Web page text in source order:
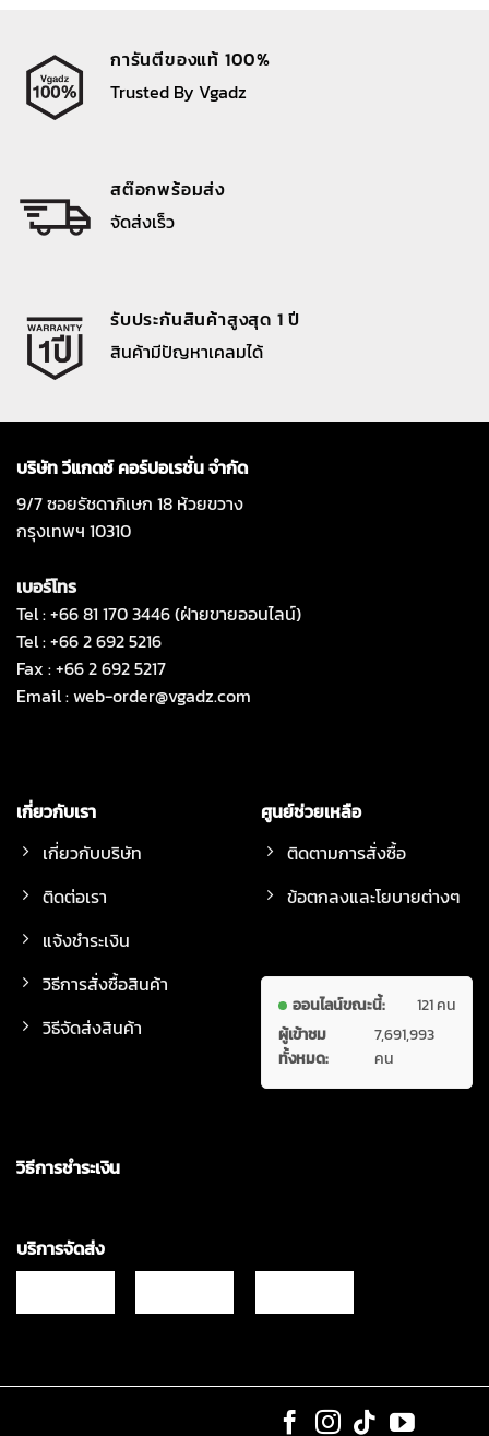
การันตีของแท้ 100%
Trusted By Vgadz
สต๊อกพร้อมส่ง
จัดส่งเร็ว
รับประกันสินค้าสูงสุด 1 ปี
สินค้ามีปัญหาเคลมได้
บริษัท วีแกดซ์ คอร์ปอเรชั่น จำกัด
9/7 ซอยรัชดาภิเษก 18 ห้วยขวาง
กรุงเทพฯ 10310
เบอร์โทร
Tel : +66 81 170 3446 (ฝ่ายขายออนไลน์)
Tel : +66 2 692 5216
Fax : +66 2 692 5217
Email :web-order@vgadz.com
เกี่ยวกับเรา
เกี่ยวกับบริษัท
ติดต่อเรา
แจ้งชำระเงิน
วิธีการสั่งซื้อสินค้า
วิธีจัดส่งสินค้า
ศูนย์ช่วยเหลือ
ติดตามการสั่งซื้อ
ข้อตกลงและโยบายต่างๆ
ออนไลน์ขณะนี้:
121 คน
ผู้เข้าชม
ทั้งหมด:
7,691,993
คน
วิธีการชำระเงิน
บริการจัดส่ง